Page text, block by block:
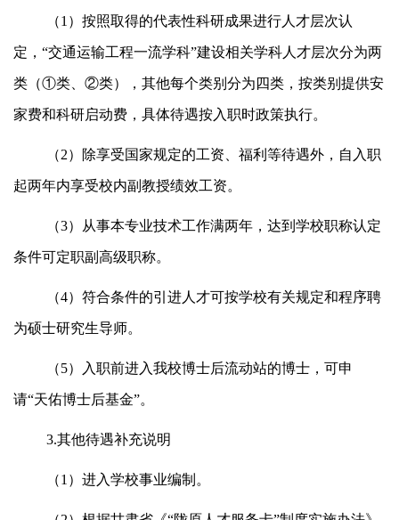
（1）按照取得的代表性科研成果进行人才层次认
定，“交通运输工程一流学科”建设相关学科人才层次分为两
类（①类、②类），其他每个类别分为四类，按类别提供安
家费和科研启动费，具体待遇按入职时政策执行。
（2）除享受国家规定的工资、福利等待遇外，自入职
起两年内享受校内副教授绩效工资。
（3）从事本专业技术工作满两年，达到学校职称认定
条件可定职副高级职称。
（4）符合条件的引进人才可按学校有关规定和程序聘
为硕士研究生导师。
（5）入职前进入我校博士后流动站的博士，可申
请“天佑博士后基金”。
3.其他待遇补充说明
（1）进入学校事业编制。